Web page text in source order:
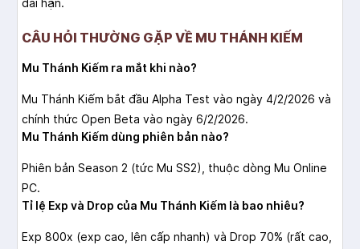
dài hạn.
CÂU HỎI THƯỜNG GẶP VỀ MU THÁNH KIẾM
Mu Thánh Kiếm ra mắt khi nào?
Mu Thánh Kiếm bắt đầu Alpha Test vào ngày 4/2/2026 và
chính thức Open Beta vào ngày 6/2/2026.
Mu Thánh Kiếm dùng phiên bản nào?
Phiên bản Season 2 (tức Mu SS2), thuộc dòng Mu Online
PC.
Tỉ lệ Exp và Drop của Mu Thánh Kiếm là bao nhiêu?
Exp 800x (exp cao, lên cấp nhanh) và Drop 70% (rất cao,